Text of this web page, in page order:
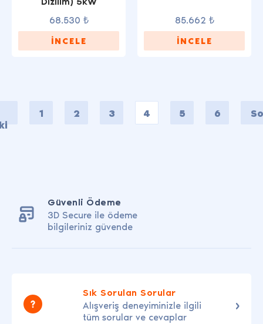
68.530 ₺
İNCELE
85.662 ₺
İNCELE
1 2 3 4 5 6
Güvenli Ödeme
3D Secure ile ödeme
bilgileriniz güvende
Sık Sorulan Sorular
Alışveriş deneyiminizle ilgili
tüm sorular ve cevaplar